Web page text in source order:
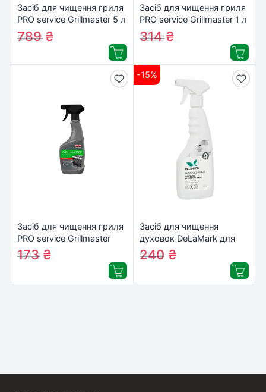
Засіб для чищення гриля
PRO service Grillmaster 5 л
(4823071627541)
849₴
789₴
Засіб для чищення гриля
PRO service Grillmaster 1 л
(4823071627510)
338₴
314₴
Засіб для чищення гриля
PRO service Grillmaster
550 мл (4823071651331)
187₴
173₴
-15%
Засіб для чищення
духовок DeLaMark для
грилів, духовок,
витяжок, коптильних
(4820152332332)
283₴
240 ₴